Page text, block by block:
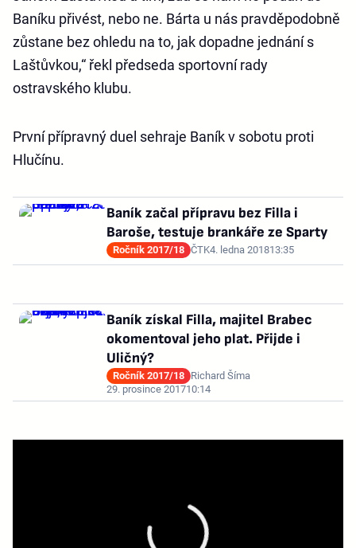
Baníku přivést, nebo ne. Bárta u nás pravděpodobně
zůstane bez ohledu na to, jak dopadne jednání s
Laštůvkou,“ řekl předseda sportovní rady
ostravského klubu.
První přípravný duel sehraje Baník v sobotu proti
Hlučínu.
Baník začal přípravu bez Filla i
Baroše, testuje brankáře ze Sparty
Ročník 2017/18 ČTK4. ledna 201813:35
Baník získal Filla, majitel Brabec
okomentoval jeho plat. Přijde i
Uličný?
Ročník 2017/18 Richard Šíma
29. prosince 201710:14